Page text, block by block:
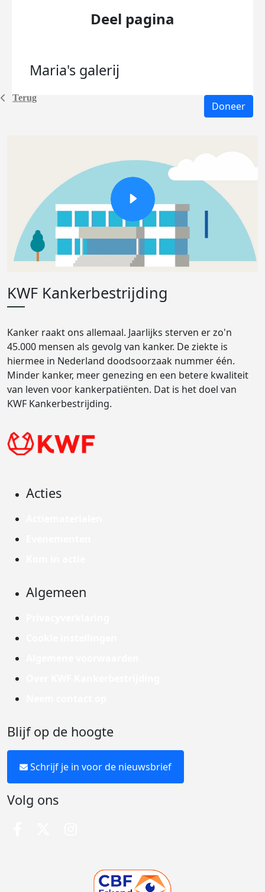
Terug
Deel pagina
Maria's galerij
Doneer
KWF Kankerbestrijding
Kanker raakt ons allemaal. Jaarlijks sterven er zo'n
45.000 mensen als gevolg van kanker. De ziekte is
hiermee in Nederland doodsoorzaak nummer één.
Minder kanker, meer genezing en een betere kwaliteit
van leven voor kankerpatiënten. Dat is het doel van
KWF Kankerbestrijding.
Acties
Algemeen
Blijf op de hoogte
Schrijf je in voor de nieuwsbrief
Volg ons